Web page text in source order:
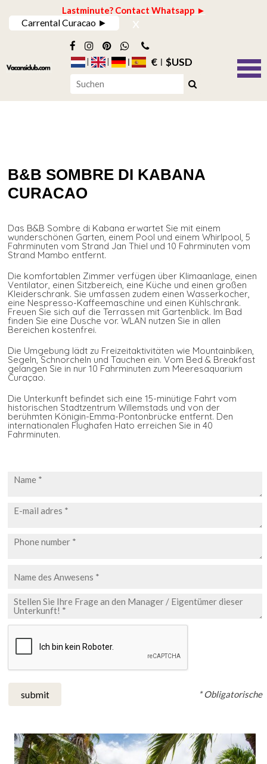
Lastminute? Contact Whatsapp ►
Carrental Curacao ► x
€ $USD
B&B SOMBRE DI KABANA
CURACAO
Das B&B Sombre di Kabana erwartet Sie mit einem
wunderschönen Garten, einem Pool und einem Whirlpool, 5
Fahrminuten vom Strand Jan Thiel und 10 Fahrminuten vom
Strand Mambo entfernt.
Die komfortablen Zimmer verfügen über Klimaanlage, einen
Ventilator, einen Sitzbereich, eine Küche und einen großen
Kleiderschrank. Sie umfassen zudem einen Wasserkocher,
eine Nespresso-Kaffeemaschine und einen Kühlschrank.
Freuen Sie sich auf die Terrassen mit Gartenblick. Im Bad
finden Sie eine Dusche vor. WLAN nutzen Sie in allen
Bereichen kostenfrei.
Die Umgebung lädt zu Freizeitaktivitäten wie Mountainbiken,
Segeln, Schnorcheln und Tauchen ein. Vom Bed & Breakfast
gelangen Sie in nur 10 Fahrminuten zum Meeresaquarium
Curaçao.
Die Unterkunft befindet sich eine 15-minütige Fahrt vom
historischen Stadtzentrum Willemstads und von der
berühmten Königin-Emma-Pontonbrücke entfernt. Den
internationalen Flughafen Hato erreichen Sie in 40
Fahrminuten.
submit * Obligatorische